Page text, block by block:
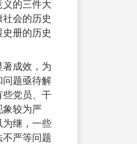
的三件大
会的历史
册的历史
成效，为
问题亟待解
些党员、干
象较为严
为继，一些
严等问题